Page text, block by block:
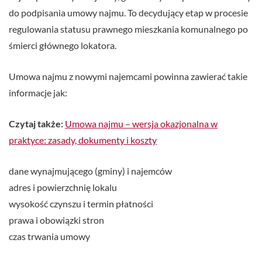
do podpisania umowy najmu. To decydujący etap w procesie
regulowania statusu prawnego mieszkania komunalnego po
śmierci głównego lokatora.
Umowa najmu z nowymi najemcami powinna zawierać takie
informacje jak:
Czytaj także: Umowa najmu – wersja okazjonalna w
praktyce: zasady, dokumenty i koszty
dane wynajmującego (gminy) i najemców
adres i powierzchnię lokalu
wysokość czynszu i termin płatności
prawa i obowiązki stron
czas trwania umowy